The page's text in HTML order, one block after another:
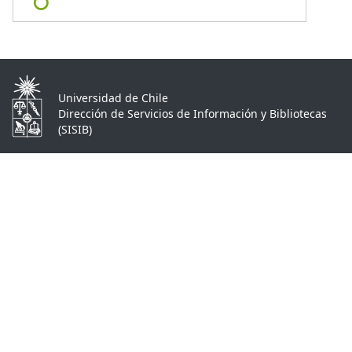
Universidad de Chile
Dirección de Servicios de Información y Bibliotecas
(SISIB)